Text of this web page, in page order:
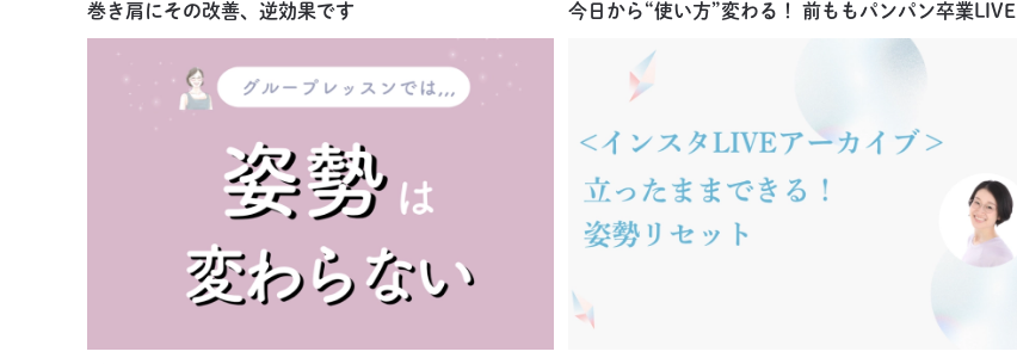
巻き肩にその改善、逆効果です 今日から“使い方”変わる！ 前ももパンパン卒業LIVE